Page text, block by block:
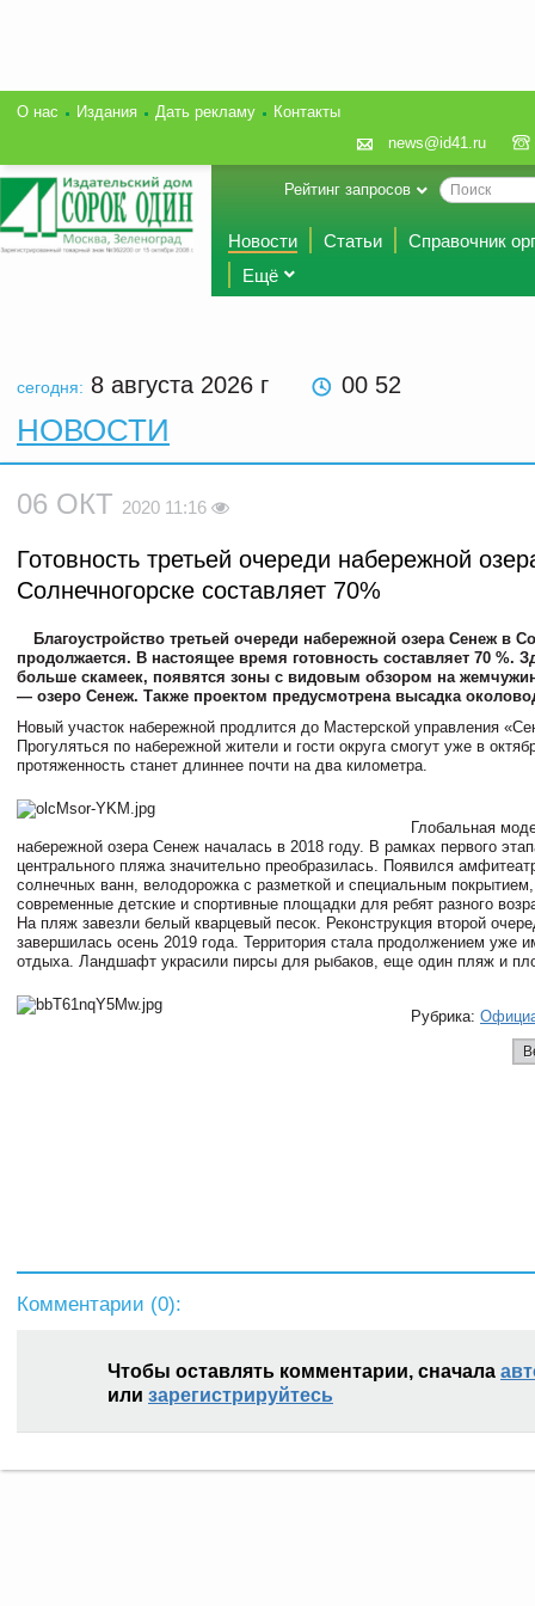
О нас Издания Дать рекламу
Контакты
news@id41.ru
Рейтинг запросов
Новости Статьи
Справочник
Ещё
сегодня: 8 августа 2026 г 00 52
НОВОСТИ
06 ОКТ 2020 11:16
Готовность третьей очереди набережной
Солнечногорске составляет 70%
Благоустройство третьей очереди набережной озера Сенеж в
продолжается. В настоящее время готовность составляет 70 %.
больше скамеек, появятся зоны с видовым обзором на
— озеро Сенеж. Также проектом предусмотрена высадка
Новый участок набережной продлится до Мастерской управления
Прогуляться по набережной жители и гости округа смогут уже в
протяженность станет длиннее почти на два километра.
Глобальная
набережной озера Сенеж началась в 2018 году. В рамках первого
центрального пляжа значительно преобразилась. Появился
солнечных ванн, велодорожка с разметкой и специальным
современные детские и спортивные площадки для ребят разного
На пляж завезли белый кварцевый песок. Реконструкция второй
завершилась осень 2019 года. Территория стала продолжением уже
отдыха. Ландшафт украсили пирсы для рыбаков, еще один пляж и
Рубрика:
Комментарии (0):
Чтобы оставлять комментарии, сначала
или зарегистрируйтесь